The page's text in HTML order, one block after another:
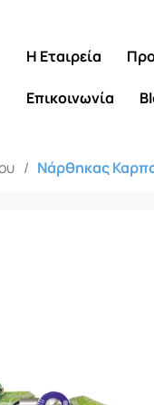
Η Εταιρεία
Επικοινωνία
/ Νάρθηκας